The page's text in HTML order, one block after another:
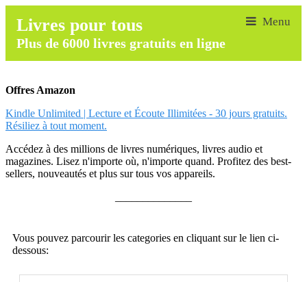
Livres pour tous
Plus de 6000 livres gratuits en ligne
Offres Amazon
Kindle Unlimited | Lecture et Écoute Illimitées - 30 jours gratuits.
Résiliez à tout moment.
Accédez à des millions de livres numériques, livres audio et
magazines. Lisez n'importe où, n'importe quand. Profitez des best-
sellers, nouveautés et plus sur tous vos appareils.
Vous pouvez parcourir les categories en cliquant sur le lien ci-
dessous: